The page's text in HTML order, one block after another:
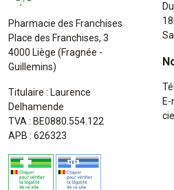
Pharmacie des Franchises
Place des Franchises, 3
4000 Liège (Fragnée -
Guillemins)
Titulaire : Laurence
Delhamende
TVA : BE0880.554.122
APB : 626323